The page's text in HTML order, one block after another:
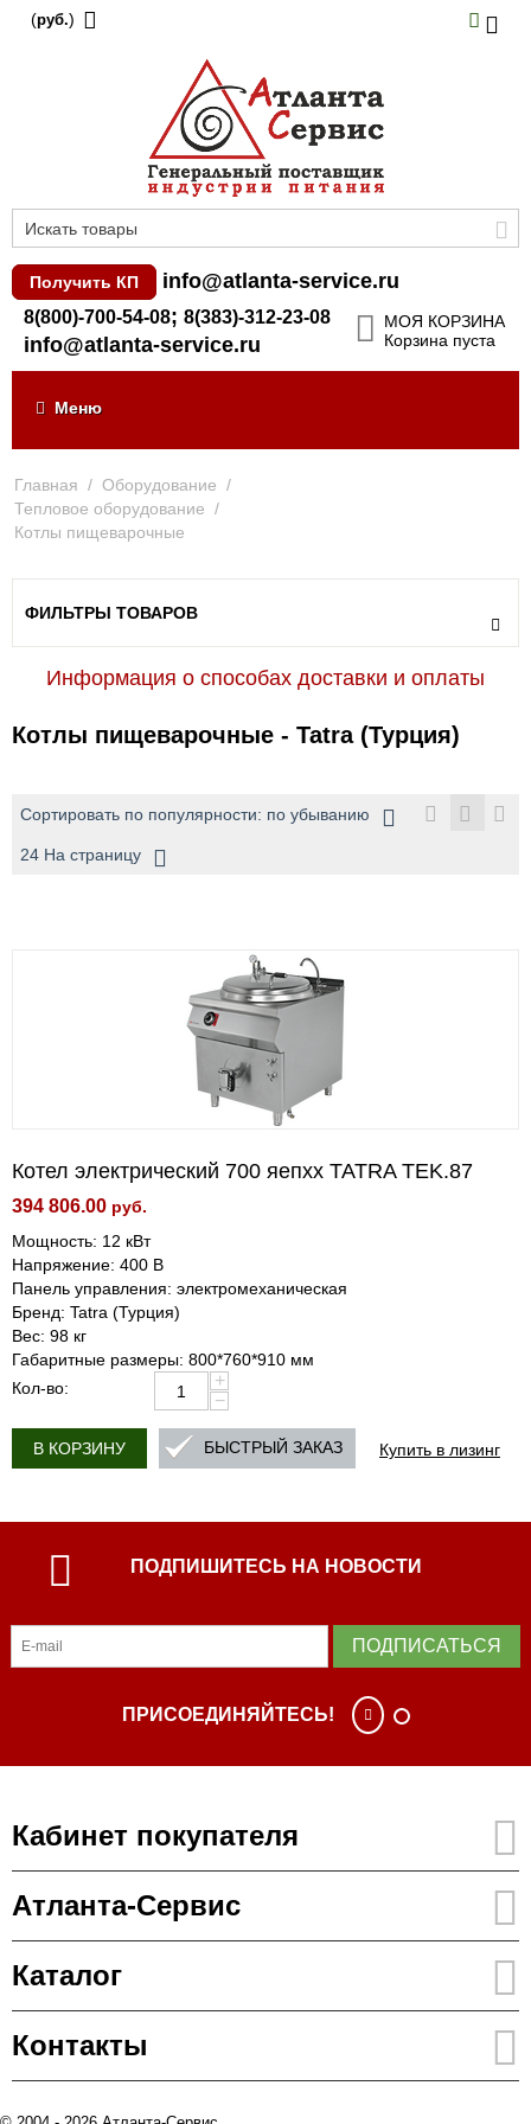
(руб.)
Получить КП info@atlanta-service.ru
8(800)-700-54-08; 8(383)-312-23-08
info@atlanta-service.ru
МОЯ КОРЗИНА
Корзина пуста
Меню
Главная / Оборудование /
Тепловое оборудование /
Котлы пищеварочные
ФИЛЬТРЫ ТОВАРОВ
Информация о способах доставки и оплаты
Котлы пищеварочные - Tatra (Турция)
Сортировать по популярности: по убыванию
24 На страницу
Котел электрический 700 яепхх TATRA TEK.87
394 806.00 руб.
Мощность: 12 кВт
Напряжение: 400 В
Панель управления: электромеханическая
Бренд: Tatra (Турция)
Вес: 98 кг
Габаритные размеры: 800*760*910 мм
Кол-во:
+
−
В КОРЗИНУ Купить в лизинг
БЫСТРЫЙ ЗАКАЗ
ПОДПИШИТЕСЬ НА НОВОСТИ
ПОДПИСАТЬСЯ
ПРИСОЕДИНЯЙТЕСЬ!
Кабинет покупателя
Атланта-Сервис
Каталог
Контакты